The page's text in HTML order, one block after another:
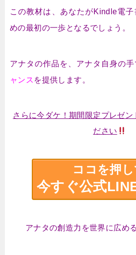
この教材は、あなたがKindle電
めの最初の一歩となるでしょう。
アナタの作品を、アナタ自身の
ャンス を提供します。
さらに今ダケ！期間限定プレゼン
ださい
ココを押し
今すぐ公式
アナタの創造力を世界に広め